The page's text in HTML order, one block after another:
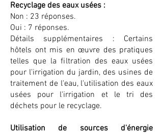
Recyclage des eaux usées :
Non : 23 réponses.
Oui : 7 réponses.
Détails supplémentaires : Certains
hôtels ont mis en œuvre des pratiques
telles que la filtration des eaux usées
pour l'irrigation du jardin, des usines de
traitement de l'eau, l'utilisation des eaux
usées pour l'irrigation et le tri des
déchets pour le recyclage.
Utilisation de sources d'énergie